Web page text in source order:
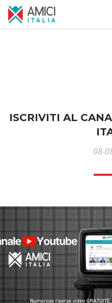
ISCRIVITI AL
08-